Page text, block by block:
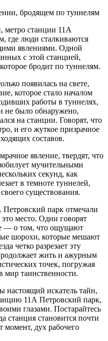
бродящем по туннелям
метро станции 11А
где люди сталкиваются
явлениями. Одной
с этой станцией,
бродит по туннелям.
появилась на свете,
которое стало началом
работы в туннелях,
не было обнаружено,
на станции. Говорят, что
и его жуткое призрачное
составов.
явление, твердят, что
мучительными
секунд, как
в темноте туннелей,
существования.
парк отмечали
место. Одни говорят
— о том, что ощущают
шорохи, которые мешают
четко разрезает эту
жить и ажурным
точек, погружая
мир таинственности.
настоящий искатель тайн,
11А Петровский парк,
глазами. Постарайтесь
станция становится почти
момент, дух рабочего